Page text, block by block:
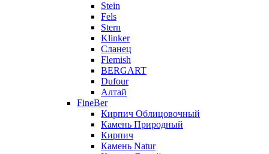
Stein
Fels
Stern
Klinker
Сланец
Flemish
BERGART
Dufour
Алтай
FineBer
Кирпич Облицовочный
Камень Природный
Кирпич
Камень Natur